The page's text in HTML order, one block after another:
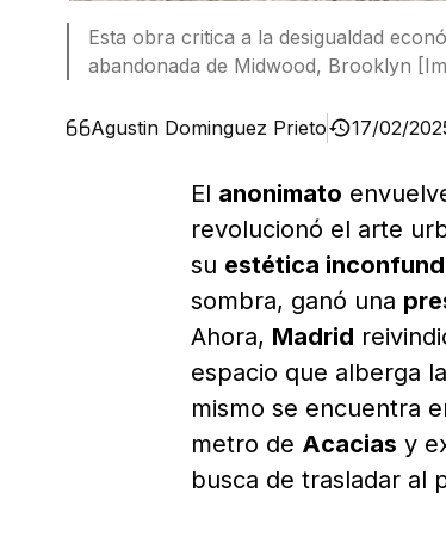
Esta obra critica a la desigualdad
abandonada de Midwood, Brooklyn
Agustin Dominguez Prieto 17/02/
El anonimato
revolucionó el arte
su estética
sombra, ganó una
Ahora, Madrid
espacio que alberga la
mismo se encuentra
metro de Acacias y
busca de trasladar al